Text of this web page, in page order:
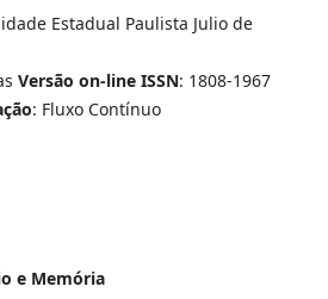
Estadual Paulista Julio de
Versão on-line ISSN: 1808-1967
: Fluxo Contínuo
e Memória